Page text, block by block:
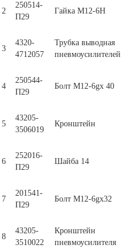
2
250514-
П29
Гайка М12-6Н
3
4320-
4712057
Трубка выводная
пневмоусилителей
4
250544-
П29
Болт М12-6gх 40
5
43205-
3506019
Кронштейн
6
252016-
П29
Шайба 14
7
201541-
П29
Болт М12-6gх32
8
43205-
3510022
Кронштейн
пневмоусилителя